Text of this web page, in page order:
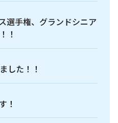
選手権、グランドシニア
！
した！！
！